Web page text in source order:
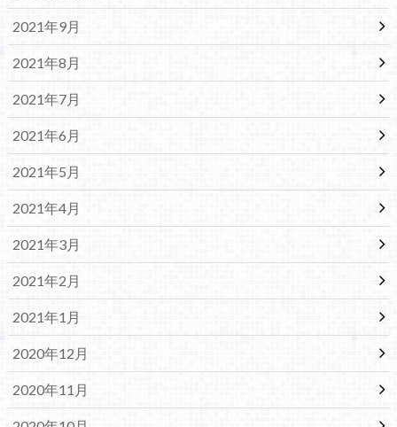
2021年9月
2021年8月
2021年7月
2021年6月
2021年5月
2021年4月
2021年3月
2021年2月
2021年1月
2020年12月
2020年11月